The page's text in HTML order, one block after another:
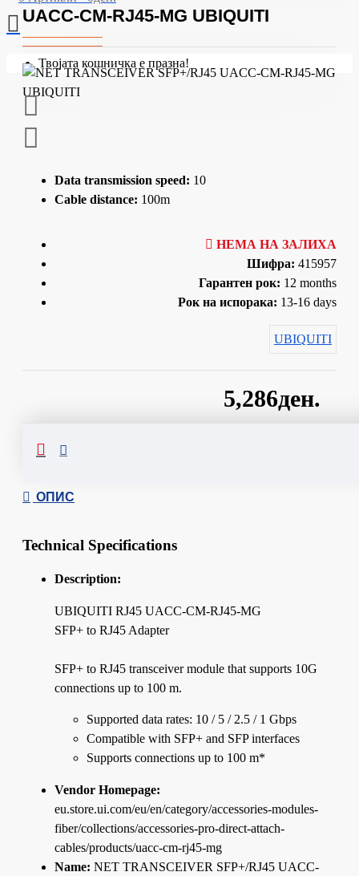
Твојата кошничка е празна!
UACC-CM-RJ45-MG UBIQUITI
Data transmission speed: 10
Cable distance: 100m
5,286ден.
НЕМА НА ЗАЛИХА
Шифра: 415957
Гарантен рок: 12 months
Рок на испорака: 13-16 days
UBIQUITI
ОПИС
Technical Specifications
Description:
UBIQUITI RJ45 UACC-CM-RJ45-MG
SFP+ to RJ45 Adapter
SFP+ to RJ45 transceiver module that supports 10G
connections up to 100 m.
Supported data rates: 10 / 5 / 2.5 / 1 Gbps
Compatible with SFP+ and SFP interfaces
Supports connections up to 100 m*
Vendor Homepage:
eu.store.ui.com/eu/en/category/accessories-modules-
fiber/collections/accessories-pro-direct-attach-
cables/products/uacc-cm-rj45-mg
Name: NET TRANSCEIVER SFP+/RJ45 UACC-